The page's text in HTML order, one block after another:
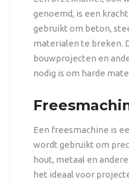
genoemd, is een
gebruikt om beton,
materialen te breken.
bouwprojecten en
nodig is om harde
Een freesmachine is
wordt gebruikt om
hout, metaal en
het ideaal voor